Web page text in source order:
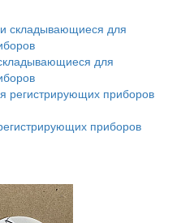
для
приборов